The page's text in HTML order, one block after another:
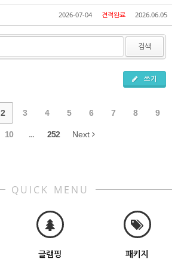
2026-07-04 견적완료 2026.06.05
검색
쓰기
2 3 4 5 6 7 8 9
10 ... 252 Next
QUICK MENU
글램핑 패키지